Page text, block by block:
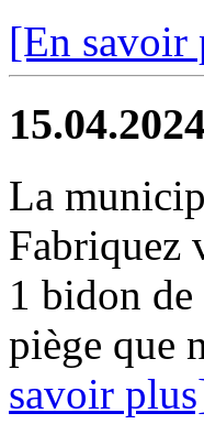
[En savoir
La
Fabriquez
1 bidon
piège que
savoir